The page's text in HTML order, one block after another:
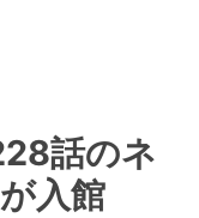
話のネ
入館